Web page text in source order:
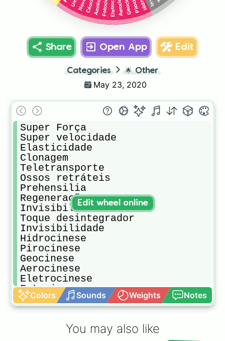
Share Open App Edit
Categories 🌟 Other
May 23, 2020
Super Força
Super velocidade
Elasticidade
Clonagem
Teletransporte
Ossos retráteis
Prehensilia
Regeneração
Invisibilidade
Toque desintegrador
Invisibilidade
Hidrocinese
Pirocinese
Geocinese
Aerocinese
Eletrocinese
Fotocinese
Amaicinese
Criocinese
Umbracinese
Colors Sounds Weights Notes
Edit wheel online
You may also like